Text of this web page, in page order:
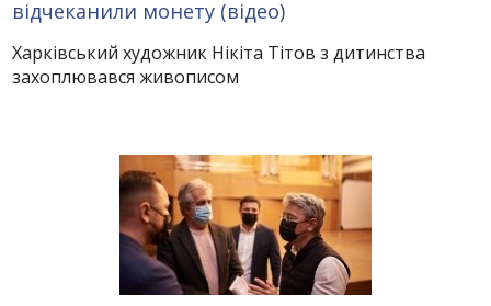
відчеканили монету (відео)
Харківський художник Нікіта Тітов з дитинства
захоплювався живописом